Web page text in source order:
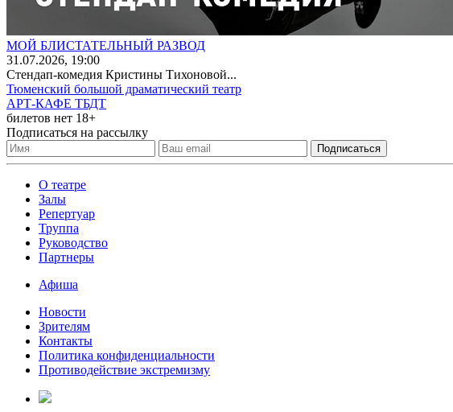
МОЙ БЛИСТАТЕЛЬНЫЙ РАЗВОД
31 .07.2026, 19:00
Стендап-комедия Кристины Тихоновой...
Тюменский большой драматический театр
АРТ-КАФЕ ТБДТ
билетов нет 18+
Подписаться на рассылку
О театре
Залы
Репертуар
Труппа
Руководство
Партнеры
Афиша
Новости
Зрителям
Контакты
Политика конфиденциальности
Противодействие экстремизму